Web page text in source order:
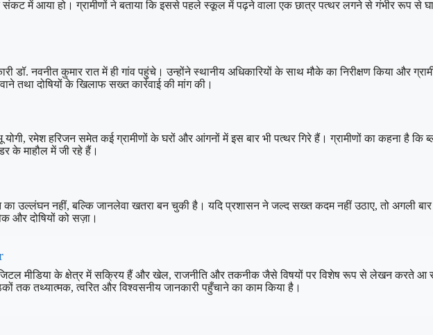
संकट में आया हो। ग्रामीणों ने बताया कि इससे पहले स्कूल में पढ़ने वाला एक छात्र पत्थर लगने से गंभीर रूप से
डॉ. नवनीत कुमार रात में ही गांव पहुंचे। उन्होंने स्थानीय अधिकारियों के साथ मौके का निरीक्षण किया और
तथा दोषियों के खिलाफ सख्त कार्रवाई की मांग की।
योगी, रमेश हरिजन समेत कई ग्रामीणों के घरों और आंगनों में इस बार भी पत्थर गिरे हैं। ग्रामीणों का कहना है कि
के माहौल में जी रहे हैं।
का उल्लंघन नहीं, बल्कि जानलेवा खतरा बन चुकी है। यदि प्रशासन ने जल्द सख्त कदम नहीं उठाए, तो अगली
और दोषियों को सज़ा।
मीडिया के क्षेत्र में सक्रिय हैं और खेल, राजनीति और तकनीक जैसे विषयों पर विशेष रूप से लेखन करते आ
तक तथ्यात्मक, त्वरित और विश्वसनीय जानकारी पहुँचाने का काम किया है।